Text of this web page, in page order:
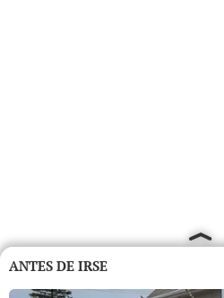
ANTES DE IRSE